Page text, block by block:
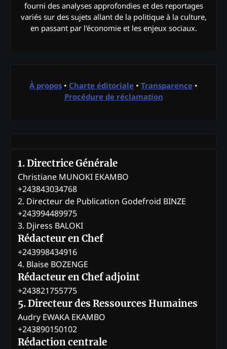
fourni des analyses approfondies et des reportages
variés sur des sujets allant de la politique à la culture,
en passant par l'économie et les enjeux sociaux.
À propos • Charte éditoriale • Transparence •
Procédure de réclamation
1. Directrice Générale
Christiane MUNOKI EKAMBO
+243843034768
2. Directeur de Publication Godefroid BINZE
+243994489975
3. Djiress BALOKI
Rédacteur en Chef
+243998434916
4. Blaise BOZENGE
Rédacteur en Chef adjoint
+243821755775
5. Directeur des Ressources Humaines
Audry EWAKA EKAMBO
+243890150102
Rédaction centrale